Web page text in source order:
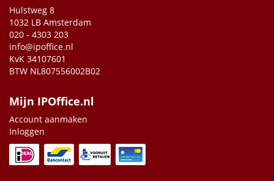
Hulstweg 8
1032 LB Amsterdam
020 - 4303 203
info@ipoffice.nl
KvK 34107601
BTW NL807556002B02
Mijn IPOffice.nl
Account aanmaken
Inloggen